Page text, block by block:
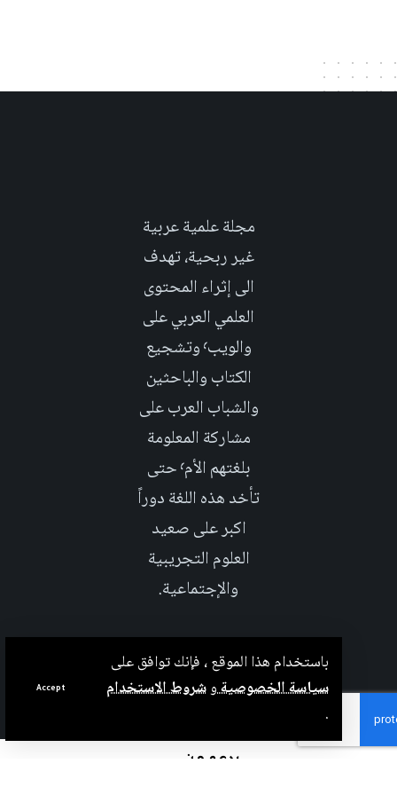
باستخدام هذا الموقع ، فإنك توافق على
سياسة الخصوصيةوشروط الاستخدام
مجلة علمية عربية
غير ربحية، تهدف
الى إثراء المحتوى
العلمي العربي على
والويب٬ وتشجيع
الكتاب والباحثين
والشباب العرب على
مشاركة المعلومة
بلغتهم الأم٬ حتى
تأخد هذه اللغة دوراً
اكبر على صعيد
العلوم التجريبية
والإجتماعية.
بدعم من